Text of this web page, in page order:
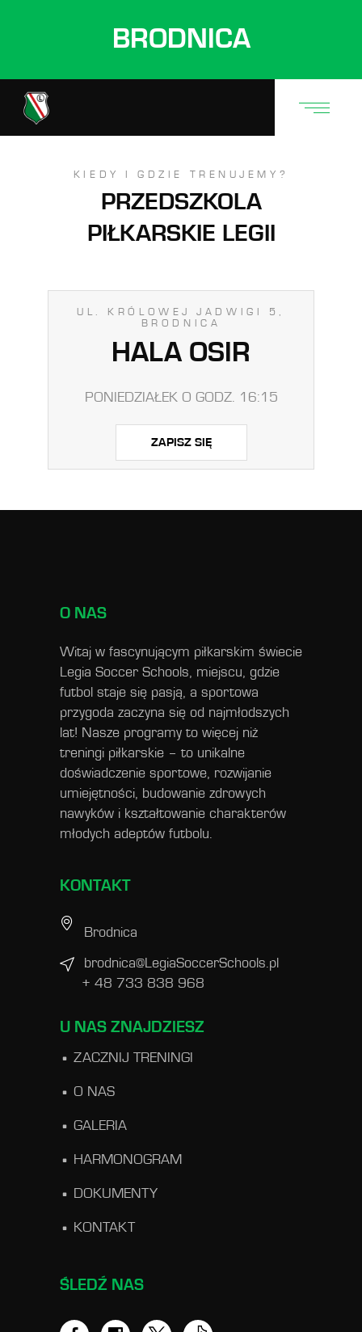
BRODNICA
KIEDY I GDZIE TRENUJEMY?
PRZEDSZKOLA
PIŁKARSKIE LEGII
UL. KRÓLOWEJ JADWIGI 5,
BRODNICA
HALA OSIR
PONIEDZIAŁEK O GODZ. 16:15
ZAPISZ SIĘ
O NAS
Witaj w fascynującym piłkarskim świecie
Legia Soccer Schools, miejscu, gdzie
futbol staje się pasją, a sportowa
przygoda zaczyna się od najmłodszych
lat! Nasze programy to więcej niż
treningi piłkarskie – to unikalne
doświadczenie sportowe, rozwijanie
umiejętności, budowanie zdrowych
nawyków i kształtowanie charakterów
młodych adeptów futbolu.
KONTAKT
Brodnica
brodnica@LegiaSoccerSchools.pl
+ 48 733 838 968
U NAS ZNAJDZIESZ
ZACZNIJ TRENINGI
O NAS
GALERIA
HARMONOGRAM
DOKUMENTY
KONTAKT
ŚLEDŹ NAS